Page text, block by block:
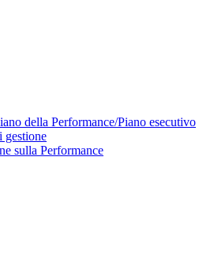
della Performance/Piano esecutivo
gestione
sulla Performance